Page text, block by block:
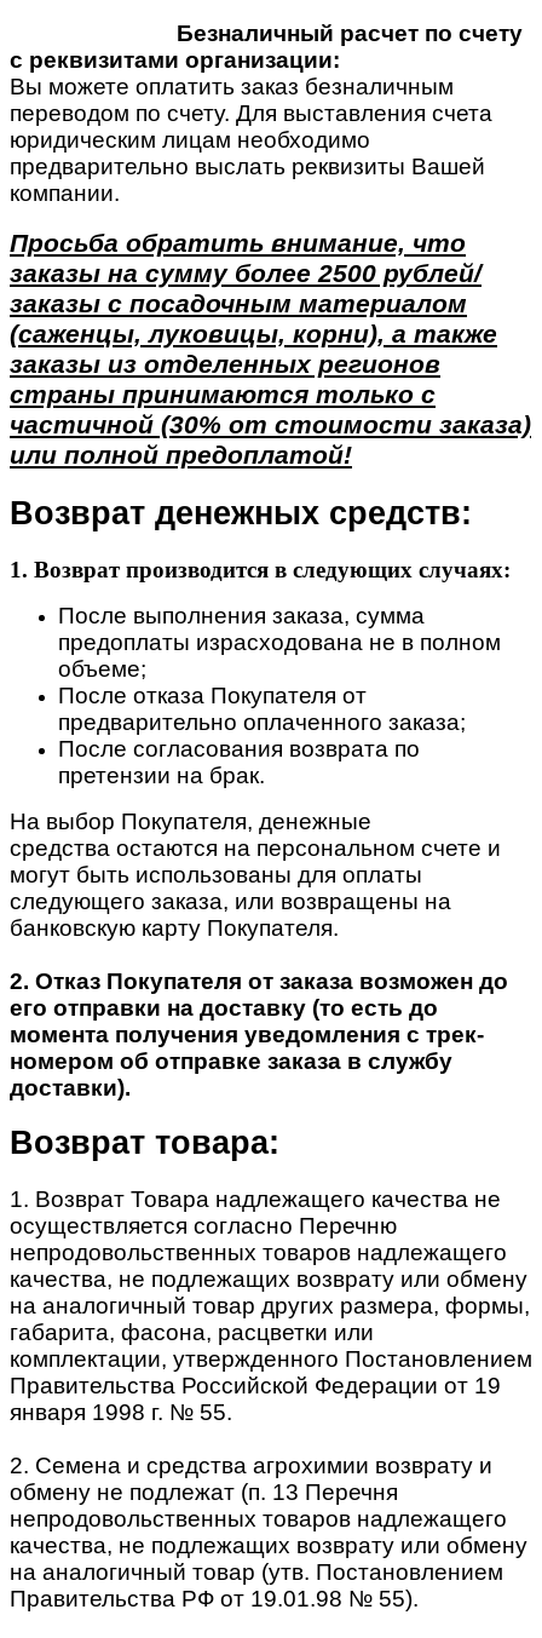
Безналичный расчет по счету
с реквизитами организации:
Вы можете оплатить заказ безналичным
переводом по счету. Для выставления счета
юридическим лицам необходимо
предварительно выслать реквизиты Вашей
компании.
Просьба обратить внимание, что
заказы на сумму более 2500 рублей/
заказы с посадочным материалом
(саженцы, луковицы, корни), а также
заказы из отделенных регионов
страны принимаются только с
частичной (30% от стоимости заказа)
или полной предоплатой!
Возврат денежных средств:
1. Возврат производится в следующих случаях:
После выполнения заказа, сумма
предоплаты израсходована не в полном
объеме;
После отказа Покупателя от
предварительно оплаченного заказа;
После согласования возврата по
претензии на брак.
На выбор Покупателя, денежные
средства остаются на персональном счете и
могут быть использованы для оплаты
следующего заказа, или возвращены на
банковскую карту Покупателя.
2. Отказ Покупателя от заказа возможен до
его отправки на доставку (то есть до
момента получения уведомления с трек-
номером об отправке заказа в службу
доставки).
Возврат товара:
1. Возврат Товара надлежащего качества не
осуществляется согласно Перечню
непродовольственных товаров надлежащего
качества, не подлежащих возврату или обмену
на аналогичный товар других размера, формы,
габарита, фасона, расцветки или
комплектации, утвержденного Постановлением
Правительства Российской Федерации от 19
января 1998 г. № 55.
2. Семена и средства агрохимии возврату и
обмену не подлежат (п. 13 Перечня
непродовольственных товаров надлежащего
качества, не подлежащих возврату или обмену
на аналогичный товар (утв. Постановлением
Правительства РФ от 19.01.98 № 55).